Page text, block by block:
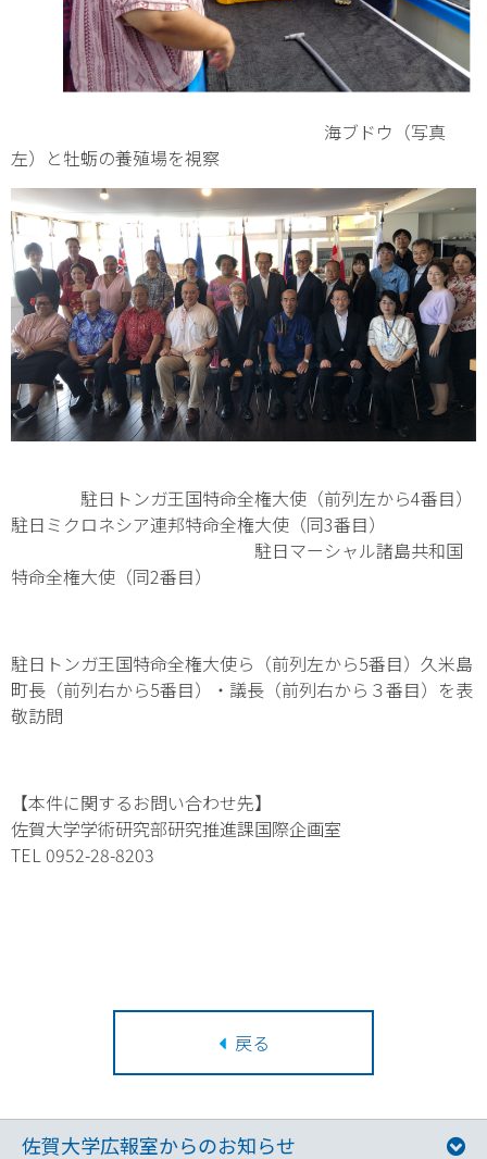
海ブドウ（写真
左）と牡蛎の養殖場を視察
駐日トンガ王国特命全権大使（前列左から4番目）
駐日ミクロネシア連邦特命全権大使（同3番目）
駐日マーシャル諸島共和国
特命全権大使（同2番目）
駐日トンガ王国特命全権大使ら（前列左から5番目）久米島
町長（前列右から5番目）・議長（前列右から３番目）を表
敬訪問
【本件に関するお問い合わせ先】
佐賀大学学術研究部研究推進課国際企画室
TEL 0952-28-8203
戻る
佐賀大学広報室からのお知らせ